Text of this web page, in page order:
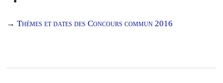
→Thèmes et dates des Concours commun 2016